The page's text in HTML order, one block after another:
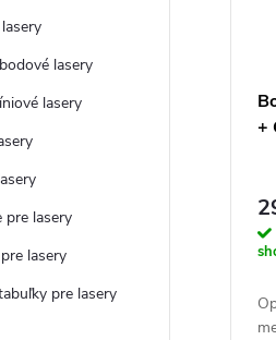
lasery
lasery
pre lasery
lasery
pre lasery
+